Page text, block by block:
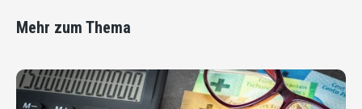
Mehr zum Thema